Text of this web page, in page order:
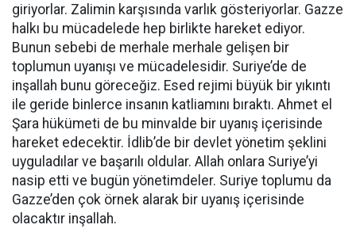
giriyorlar. Zalimin karşısında varlık gösteriyorlar. Gazze
halkı bu mücadelede hep birlikte hareket ediyor.
Bunun sebebi de merhale merhale gelişen bir
toplumun uyanışı ve mücadelesidir. Suriye’de de
inşallah bunu göreceğiz. Esed rejimi büyük bir yıkıntı
ile geride binlerce insanın katliamını bıraktı. Ahmet el
Şara hükümeti de bu minvalde bir uyanış içerisinde
hareket edecektir. İdlib’de bir devlet yönetim şeklini
uyguladılar ve başarılı oldular. Allah onlara Suriye’yi
nasip etti ve bugün yönetimdeler. Suriye toplumu da
Gazze’den çok örnek alarak bir uyanış içerisinde
olacaktır inşallah.